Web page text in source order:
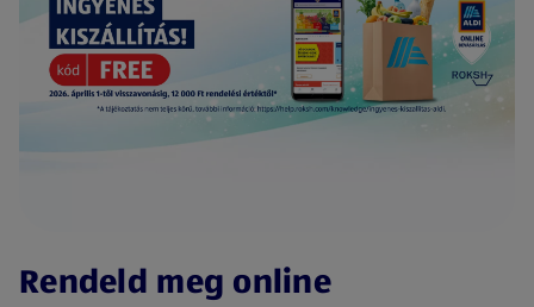
Rendeld meg online